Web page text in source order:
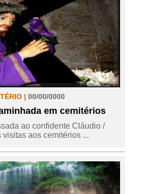
| 00/00/0000
em cemitérios
ao confidente Cláudio /
aos cemitérios ...